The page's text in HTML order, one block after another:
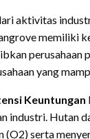
aktivitas
memiliki
perusahaan
yang
Keuntungan
industri. Hutan
(O2) serta